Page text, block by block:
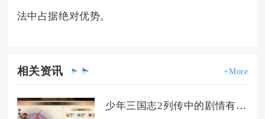
法中占据绝对优势。
相关资讯 +More
少年三国志2列传中的剧情有多精彩